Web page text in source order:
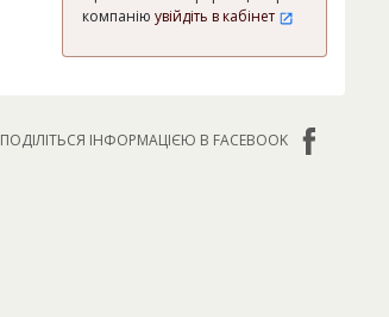
компанію увійдіть в кабінет
ПОДІЛІТЬСЯ ІНФОРМАЦІЄЮ В FACEBOOK